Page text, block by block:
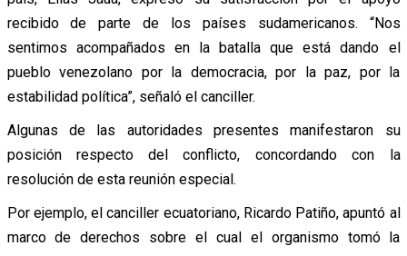
recibido de parte de los países sudamericanos. “Nos
sentimos acompañados en la batalla que está dando el
pueblo venezolano por la democracia, por la paz, por la
estabilidad política”, señaló el canciller.
Algunas de las autoridades presentes manifestaron su
posición respecto del conflicto, concordando con la
resolución de esta reunión especial.
Por ejemplo, el canciller ecuatoriano, Ricardo Patiño, apuntó al
marco de derechos sobre el cual el organismo tomó la